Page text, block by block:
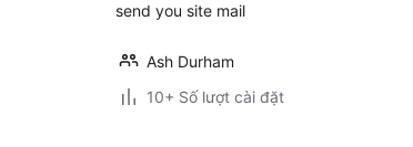
send you site mail
Ash Durham
10+ Số lượt cài đặt